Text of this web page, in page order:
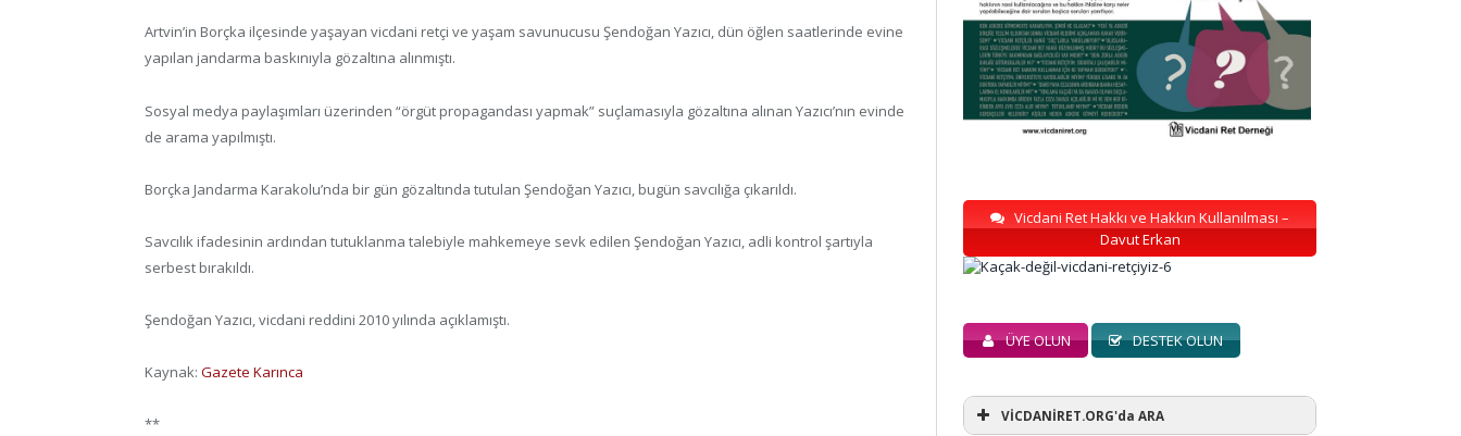
Artvin’in Borçka ilçesinde yaşayan vicdani retçi ve yaşam savunucusu Şendoğan Yazıcı, dün öğlen saatlerinde evine
yapılan jandarma baskınıyla gözaltına alınmıştı.
Sosyal medya paylaşımları üzerinden “örgüt propagandası yapmak” suçlamasıyla gözaltına alınan Yazıcı’nın evinde
de arama yapılmıştı.
Borçka Jandarma Karakolu’nda bir gün gözaltında tutulan Şendoğan Yazıcı, bugün savcılığa çıkarıldı.
Savcılık ifadesinin ardından tutuklanma talebiyle mahkemeye sevk edilen Şendoğan Yazıcı, adli kontrol şartıyla
serbest bırakıldı.
Şendoğan Yazıcı, vicdani reddini 2010 yılında açıklamıştı.
Kaynak: Gazete Karınca
**
Vicdani Ret Hakkı ve Hakkın Kullanılması –
Davut Erkan
ÜYE OLUN DESTEK OLUN
VİCDANİRET.ORG'da ARA